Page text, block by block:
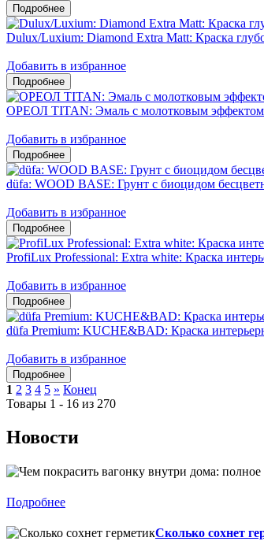
Dulux/Luxium: Diamond Extra Matt: Краска
Добавить в избранное
ОРЕОЛ TITAN: Эмаль с молотковым эффектом
Добавить в избранное
düfa: WOOD BASE: Грунт с биоцидом
Добавить в избранное
ProfiLux Professional: Extra white: Краска
Добавить в избранное
düfa Premium: KUCHE&BAD: Краска
Добавить в избранное
1 2 3 4 5 » Конец
Товары 1 - 16 из 270
Новости
Подробнее
Сколько сохнет